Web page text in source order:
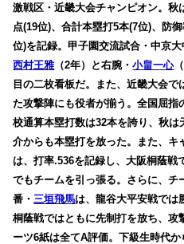
激戦区・近畿大会チャンピオン。秋
点(19位)、合計本塁打5本(7位)、防
位)を記録。甲子園交流試合・中京
西村王雅（2年）と右腕・小畠一心
目の二枚看板だ。また、近畿大会
た攻撃陣にも役者が揃う。全国屈指
校通算本塁打数は32本を誇り、秋
介からも本塁打を放った。また、キ
は、打率.536を記録し、大阪桐蔭戦
でもチームを引っ張る。さらに、チ
番・ 三垣飛馬は、龍谷大平安戦では
桐蔭戦ではともに先制打を放ち、
ーツ6紙は全てA評価。下級生時代